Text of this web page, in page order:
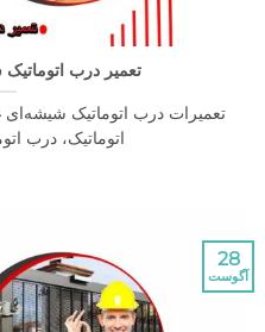
تعمیر درب اتوماتیک شیشه
درب اتوماتیک شیشه‌ای غرب
اتوماتیک، درب اتوماتیک